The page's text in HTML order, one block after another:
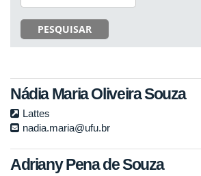
PESQUISAR
Nádia Maria Oliveira Souza
Lattes
nadia.maria@ufu.br
Adriany Pena de Souza